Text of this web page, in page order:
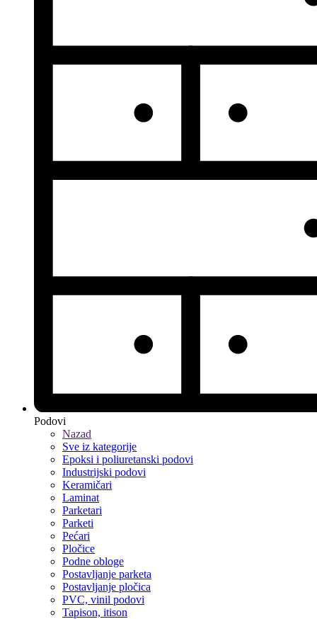
Podovi
Nazad
Sve iz kategorije
Epoksi i poliuretanski podovi
Industrijski podovi
Keramičari
Laminat
Parketari
Parketi
Pećari
Pločice
Podne obloge
Postavljanje parketa
Postavljanje pločica
PVC, vinil podovi
Tapison, itison